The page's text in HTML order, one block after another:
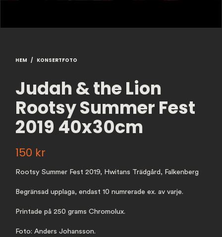
HEM / KONSERTFOTO
Judah & the Lion
Rootsy Summer Fest
2019 40x30cm
150 kr
Rootsy Summer Fest 2019, Hwitans Trädgård, Falkenberg
Begränsad upplaga, endast 10 numrerade ex. av varje.
Printade på 250 grams Chromolux.
Foto: Anders Johansson.